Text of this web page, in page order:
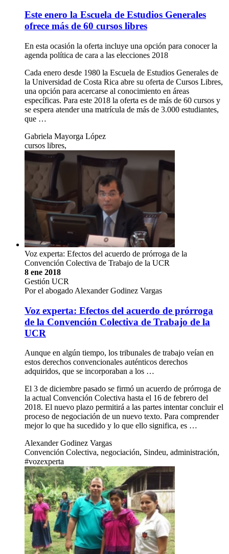
Este enero la Escuela de Estudios Generales
ofrece más de 60 cursos libres
En esta ocasión la oferta incluye una opción para conocer la
agenda política de cara a las elecciones 2018
Cada enero desde 1980 la Escuela de Estudios Generales de
la Universidad de Costa Rica abre su oferta de Cursos Libres,
una opción para acercarse al conocimiento en áreas
específicas. Para este 2018 la oferta es de más de 60 cursos y
se espera atender una matrícula de más de 3.000 estudiantes,
que …
Gabriela Mayorga López
cursos libres,
Voz experta: Efectos del acuerdo de prórroga de la
Convención Colectiva de Trabajo de la UCR
8 ene 2018
Gestión UCR
Por el abogado Alexander Godinez Vargas
Voz experta: Efectos del acuerdo de prórroga
de la Convención Colectiva de Trabajo de la
UCR
Aunque en algún tiempo, los tribunales de trabajo veían en
estos derechos convencionales auténticos derechos
adquiridos, que se incorporaban a los …
El 3 de diciembre pasado se firmó un acuerdo de prórroga de
la actual Convención Colectiva hasta el 16 de febrero del
2018. El nuevo plazo permitirá a las partes intentar concluir el
proceso de negociación de un nuevo texto. Para comprender
mejor lo que ha sucedido y lo que ello significa, es …
Alexander Godinez Vargas
Convención Colectiva, negociación, Sindeu, administración,
#vozexperta